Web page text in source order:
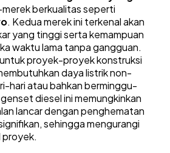
berkualitas seperti
. Kedua merek ini terkenal akan
yang tinggi serta kemampuan
waktu lama tanpa gangguan.
proyek-proyek konstruksi
daya listrik non-
hari atau bahkan berminggu-
diesel ini memungkinkan
lancar dengan penghematan
sehingga mengurangi
proyek.